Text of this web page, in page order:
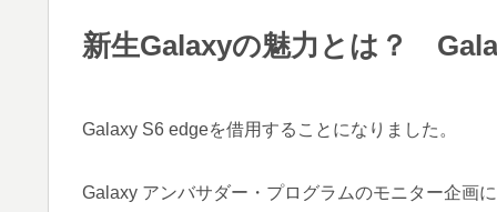
新生Galaxyの魅力とは？
Galaxy S6 edgeを借用することになりました。
Galaxy アンバサダー・プログラムのモニター企画